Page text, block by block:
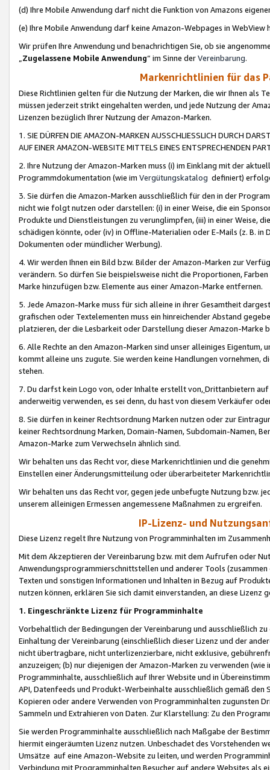
(d) Ihre Mobile Anwendung darf nicht die Funktion von Amazons
(e) Ihre Mobile Anwendung darf keine Amazon-Webpages in WebView
Wir prüfen Ihre Anwendung und benachrichtigen Sie, ob sie
„Zugelassene Mobile Anwendung“ im Sinne derVereinbarung.
Markenrichtlinien für das
Diese Richtlinien gelten für die Nutzung der Marken, die wir Ihnen als
müssen jederzeit strikt eingehalten werden, und jede Nutzung der
Lizenzen bezüglich Ihrer Nutzung der Amazon-Marken.
1. SIE DÜRFEN DIE AMAZON-MARKEN AUSSCHLIESSLICH DURCH
AUF EINER AMAZON-WEBSITE MITTELS EINES ENTSPRECHENDEN
2. Ihre Nutzung der Amazon-Marken muss (i) im Einklang mit der
Programmdokumentation (wie im Vergütungskatalog definiert)
3. Sie dürfen die Amazon-Marken ausschließlich für den in der
nicht wie folgt nutzen oder darstellen: (i) in einer Weise, die ein
Produkte und Dienstleistungen zu verunglimpfen, (iii) in einer Weise,
schädigen könnte, oder (iv) in Offline-Materialien oder E-Mails (z. B. in
Dokumenten oder mündlicher Werbung).
4. Wir werden Ihnen ein Bild bzw. Bilder der Amazon-Marken zur
verändern. So dürfen Sie beispielsweise nicht die Proportionen,
Marke hinzufügen bzw. Elemente aus einer Amazon-Marke entfernen.
5. Jede Amazon-Marke muss für sich alleine in ihrer Gesamtheit
grafischen oder Textelementen muss ein hinreichender Abstand
platzieren, der die Lesbarkeit oder Darstellung dieser Amazon-Marke
6. Alle Rechte an den Amazon-Marken sind unser alleiniges
kommt alleine uns zugute. Sie werden keine Handlungen vornehmen,
stehen.
7. Du darfst kein Logo von, oder Inhalte erstellt von,Drittanbietern auf
anderweitig verwenden, es sei denn, du hast von diesem Verkäufer
8. Sie dürfen in keiner Rechtsordnung Marken nutzen oder zur
keiner Rechtsordnung Marken, Domain-Namen, Subdomain-Namen,
Amazon-Marke zum Verwechseln ähnlich sind.
Wir behalten uns das Recht vor, diese Markenrichtlinien und die
Einstellen einer Änderungsmitteilung oder überarbeiteter
Wir behalten uns das Recht vor, gegen jede unbefugte Nutzung bzw.
unserem alleinigen Ermessen angemessene Maßnahmen zu ergreifen.
IP-Lizenz- und
Diese Lizenz regelt Ihre Nutzung von Programminhalten im
Mit dem Akzeptieren der Vereinbarung bzw. mit dem Aufrufen oder
Anwendungsprogrammierschnittstellen und anderer Tools (zusammen
Texten und sonstigen Informationen und Inhalten in Bezug auf
nutzen können, erklären Sie sich damit einverstanden, an diese Lizenz
1. Eingeschränkte Lizenz für Programminhalte
Vorbehaltlich der Bedingungen der Vereinbarung und ausschließlich
Einhaltung der Vereinbarung (einschließlich dieser Lizenz und der
nicht übertragbare, nicht unterlizenzierbare, nicht exklusive,
anzuzeigen; (b) nur diejenigen der Amazon-Marken zu verwenden
Programminhalte, ausschließlich auf Ihrer Website und in
API, Datenfeeds und Produkt-Werbeinhalte ausschließlich gemäß
Kopieren oder andere Verwenden von Programminhalten zugunsten
Sammeln und Extrahieren von Daten. Zur Klarstellung: Zu den
Sie werden Programminhalte ausschließlich nach Maßgabe der
hiermit eingeräumten Lizenz nutzen. Unbeschadet des Vorstehenden
Umsätze auf eine Amazon-Website zu leiten, und werden
Verbindung mit Programminhalten Besucher auf andere Websites als